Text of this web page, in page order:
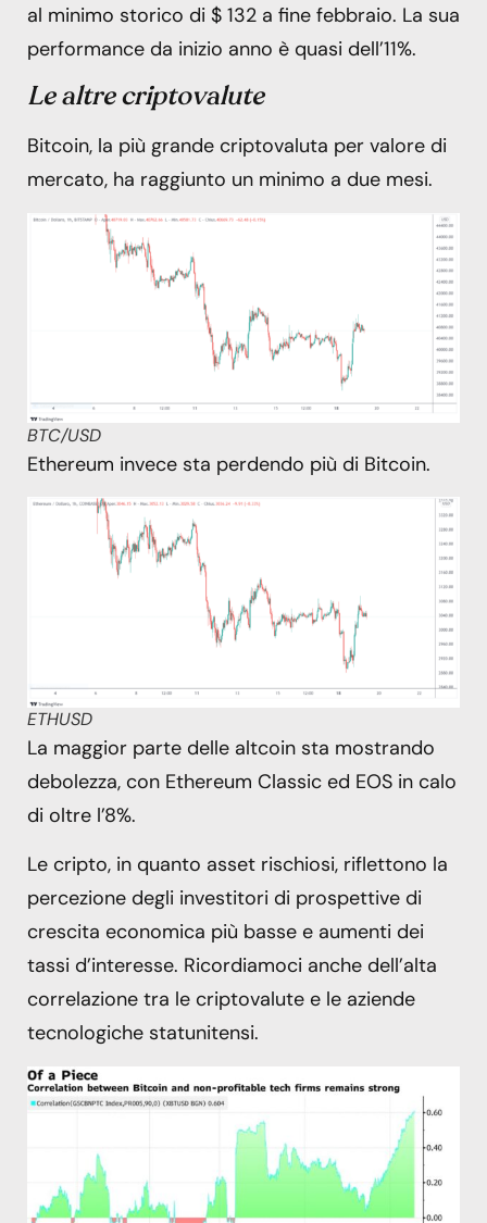
al minimo storico di $ 132 a fine febbraio. La sua
performance da inizio anno è quasi dell’11%.
Le altre criptovalute
Bitcoin, la più grande criptovaluta per valore di
mercato, ha raggiunto un minimo a due mesi.
BTC/USD
Ethereum invece sta perdendo più di Bitcoin.
ETHUSD
La maggior parte delle altcoin sta mostrando
debolezza, con Ethereum Classic ed EOS in calo
di oltre l’8%.
Le cripto, in quanto asset rischiosi, riflettono la
percezione degli investitori di prospettive di
crescita economica più basse e aumenti dei
tassi d’interesse. Ricordiamoci anche dell’alta
correlazione tra le criptovalute e le aziende
tecnologiche statunitensi.